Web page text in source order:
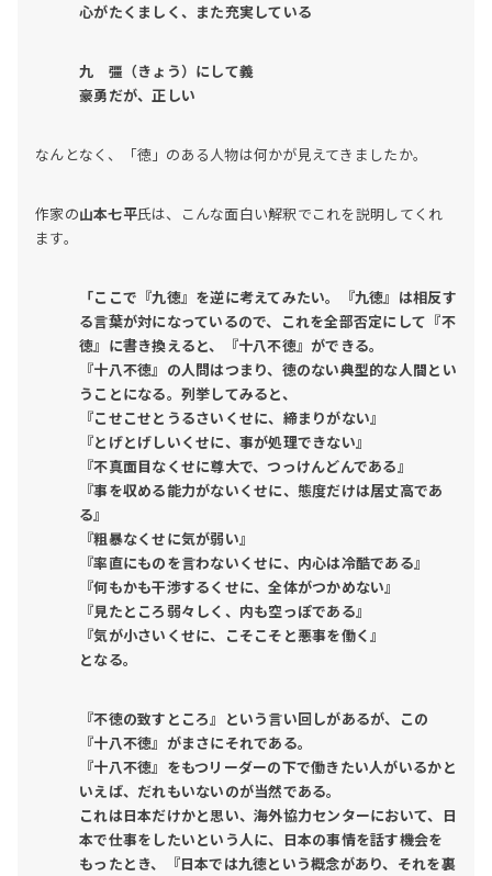
心がたくましく、また充実している
九 彊（きょう）にして義
豪勇だが、正しい
なんとなく、「徳」のある人物は何かが見えてきましたか。
作家の山本七平氏は、こんな面白い解釈でこれを説明してくれ
ます。
「ここで『九徳』を逆に考えてみたい。『九徳』は相反す
る言葉が対になっているので、これを全部否定にして『不
徳』に書き換えると、『十八不徳』ができる。
『十八不徳』の人問はつまり、徳のない典型的な人間とい
うことになる。列挙してみると、
『こせこせとうるさいくせに、締まりがない』
『とげとげしいくせに、事が処理できない』
『不真面目なくせに尊大で、つっけんどんである』
『事を収める能力がないくせに、態度だけは居丈高であ
る』
『粗暴なくせに気が弱い』
『率直にものを言わないくせに、内心は冷酷である』
『何もかも干渉するくせに、全体がつかめない』
『見たところ弱々しく、内も空っぽである』
『気が小さいくせに、こそこそと悪事を働く』
となる。
『不徳の致すところ』という言い回しがあるが、この
『十八不徳』がまさにそれである。
『十八不徳』をもつリーダーの下で働きたい人がいるかと
いえば、だれもいないのが当然である。
これは日本だけかと思い、海外協力センターにおいて、日
本で仕事をしたいという人に、日本の事情を話す機会を
もったとき、『日本では九徳という概念があり、それを裏